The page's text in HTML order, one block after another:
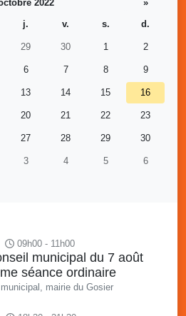
2022
»
j. v. s. d.
29 30 1 2
6 7 8 9
13 14 15 16
20 21 22 23
27 28 29 30
3 4 5 6
09h00 - 11h00
municipal du 7 août
séance ordinaire
mairie du Gosier